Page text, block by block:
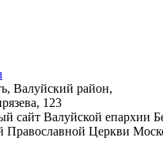
Валуйский район,
123
сайт Валуйской епархии
Православной Церкви